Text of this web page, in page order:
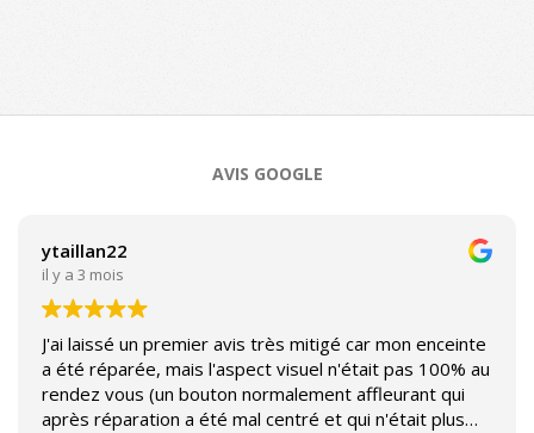
09-
AVIS GOOGLE
ytaillan22
il y a 3 mois
J'ai laissé un premier avis très mitigé car mon enceinte
a été réparée, mais l'aspect visuel n'était pas 100% au
rendez vous (un bouton normalement affleurant qui
après réparation a été mal centré et qui n'était plus